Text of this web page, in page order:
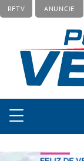
RFTV ANUNCIE